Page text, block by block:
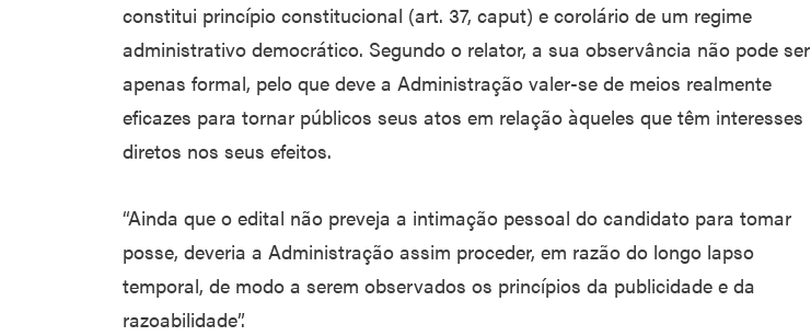
constitui princípio constitucional (art. 37, caput) e corolário de um regime
administrativo democrático. Segundo o relator, a sua observância não pode ser
apenas formal, pelo que deve a Administração valer-se de meios realmente
eficazes para tornar públicos seus atos em relação àqueles que têm interesses
diretos nos seus efeitos.
“Ainda que o edital não preveja a intimação pessoal do candidato para tomar
posse, deveria a Administração assim proceder, em razão do longo lapso
temporal, de modo a serem observados os princípios da publicidade e da
razoabilidade”.